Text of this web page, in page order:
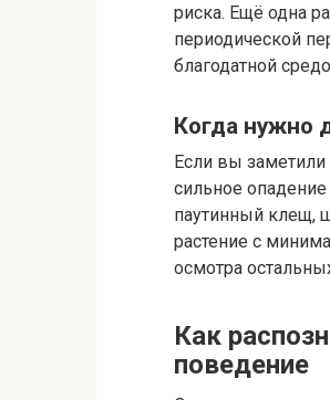
риска. Ещё одна
периодической
благодатной
Когда нужно
Если вы
сильное
паутинный клещ,
растение с
осмотра
Как
поведение